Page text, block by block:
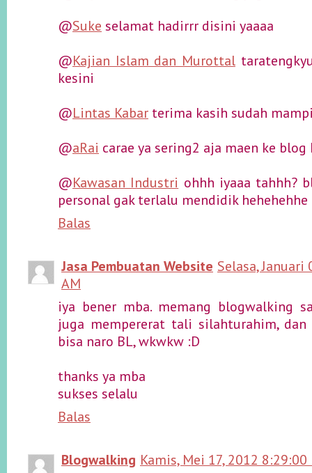
@Suke selamat hadirrr disini yaaaa
@Kajian Islam dan Murottal
kesini
@Lintas Kabar terima kasih sudah
@aRai carae ya sering2 aja maen ke blog
@Kawasan Industri ohhh iyaaa tahhh?
personal gak terlalu mendidik hehehehhe
Balas
Jasa Pembuatan Website Selasa,
AM
iya bener mba. memang blogwalking
juga mempererat tali silahturahim,
bisa naro BL, wkwkw :D
thanks ya mba
sukses selalu
Balas
Blogwalking Kamis, Mei 17, 2012 8:29:00